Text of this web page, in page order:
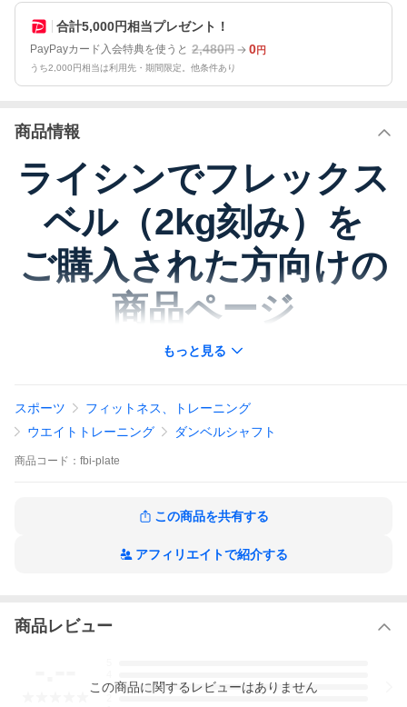
合計5,000円相当プレゼント！
PayPayカード入会特典を使うと 2,480円 0円
うち2,000円相当は利用先・期間限定。他条件あり
商品情報
ライシンでフレックス
ベル（2kg刻み）を
ご購入された方向けの
商品ページ
もっと見る
スポーツ
フィットネス、トレーニング
ウエイトトレーニング
ダンベルシャフト
商品 コード： fbi-plate
この商品を共有する
アフィリエイトで紹介する
商品レビュー
3
この商品に関するレビューはありません